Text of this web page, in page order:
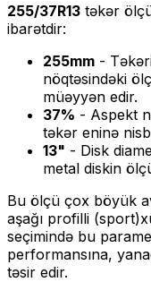
255/37R13 təkər
ibarətdir:
255mm -
nöqtəsindəki
müəyyən edir.
37% - Aspekt
təkər eninə
13" - Disk
metal diskin
Bu ölçü çox böyük
aşağı profilli (sport)
seçimində bu
performansına,
təsir edir.